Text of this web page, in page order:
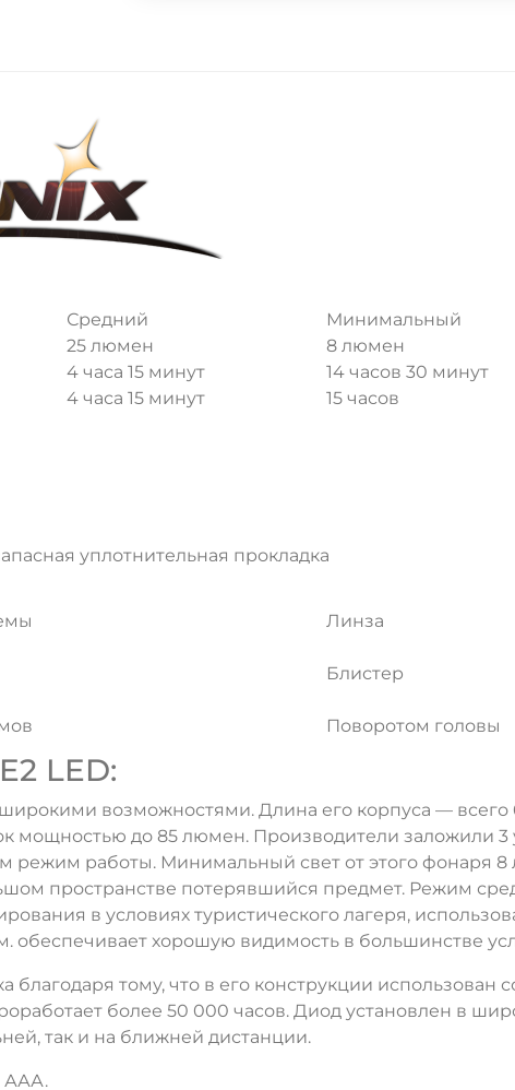
Средний
Минимальный
25 люмен
8 люмен
4 часа 15 минут
14 часов 30 минут
4 часа 15 минут
15 часов
уплотнительная прокладка
Линза
Блистер
Поворотом головы
LED:
возможностями. Длина его корпуса — всего
мощностью до 85 люмен. Производители заложили 3
работы. Минимальный свет от этого фонаря 8
пространстве потерявшийся предмет. Режим
в условиях туристического лагеря,
обеспечивает хорошую видимость в большинстве
тому, что в его конструкции использован
более 50 000 часов. Диод установлен в
так и на ближней дистанции.
ААА.
НЕТ